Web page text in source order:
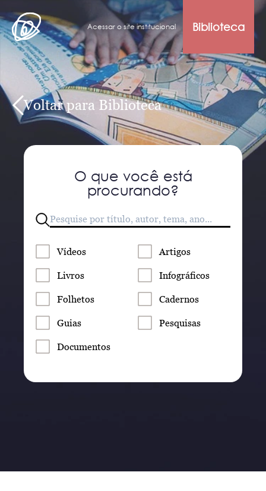
Acessar o site institucional Biblioteca
Voltar para Biblioteca
O que você está
procurando?
Vídeos Artigos
Livros Infográficos
Folhetos Cadernos
Guias Pesquisas
Documentos